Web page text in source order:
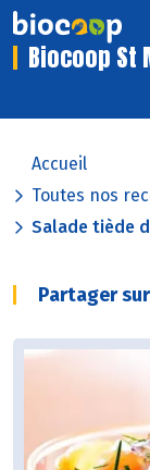
Biocoop St
Accueil
Toutes nos
Salade tiède
Partager sur